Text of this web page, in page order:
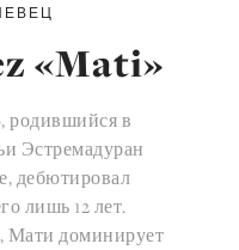
«Mati»
родившийся в
Эстремадуран
дебютировал
лишь 12 лет.
Мати доминирует